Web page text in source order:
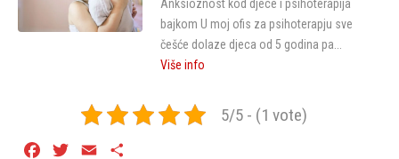
Anksioznost kod djece i psihoterapija
bajkom U moj ofis za psihoterapju sve
češće dolaze djeca od 5 godina pa...
Više info
5/5 - (1 vote)
FacebookTwitterEmail